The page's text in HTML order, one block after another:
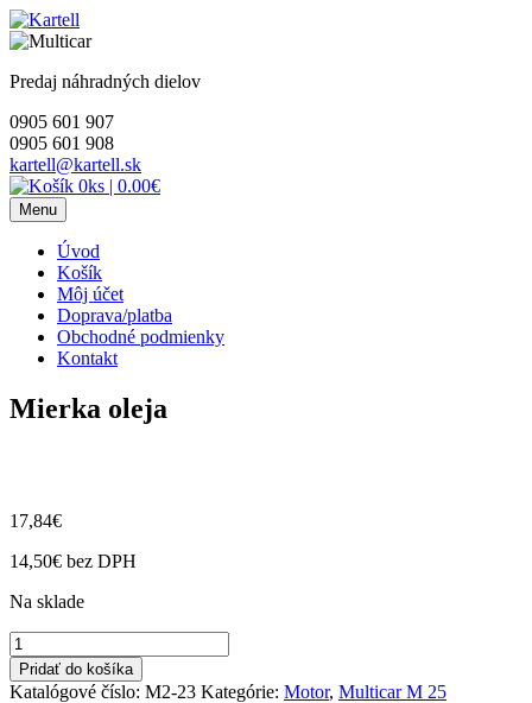
Skip
to
Predaj náhradných dielov
0905 601 907
0905 601 908
kartell@kartell.sk
0ks | 0.00€
Menu
Úvod
Košík
Môj účet
Doprava/platba
Obchodné podmienky
Kontakt
Mierka oleja
17,84€
14,50€ bez DPH
Na sklade
množstvo
Mierka
oleja
Pridať do košíka
Katalógové číslo: M2-23 Kategórie: Motor, Multicar M 25